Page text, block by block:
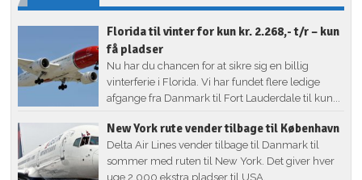
Florida til vinter for kun kr. 2.268,- t/r – kun
få pladser
Nu har du chancen for at sikre sig en billig
vinterferie i Florida. Vi har fundet flere ledige
afgange fra Danmark til Fort Lauderdale til kun...
New York rute vender tilbage til København
Delta Air Lines vender tilbage til Danmark til
sommer med ruten til New York. Det giver hver
uge 2.000 ekstra pladser til USA.